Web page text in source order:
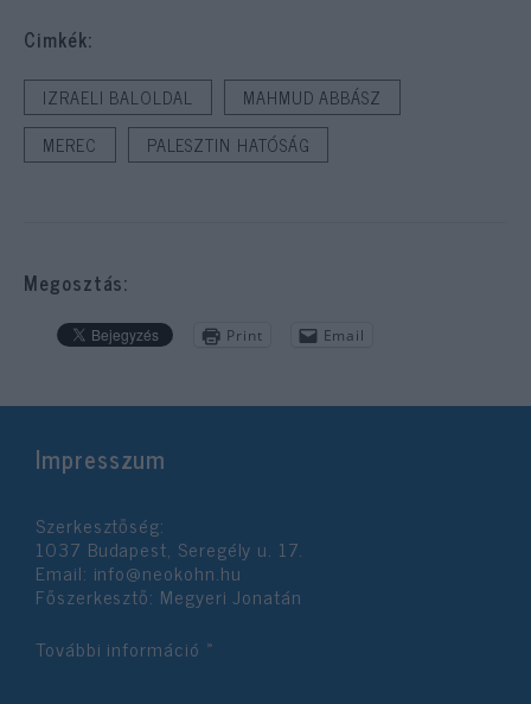
Cimkék:
IZRAELI BALOLDAL
MAHMUD ABBÁSZ
MEREC
PALESZTIN HATÓSÁG
Megosztás:
Print Email
Impresszum
Szerkesztőség:
1037 Budapest, Seregély u. 17.
Email: info@neokohn.hu
Főszerkesztő: Megyeri Jonatán
További információ »